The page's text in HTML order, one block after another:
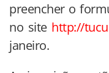
preencher o
no site http://
janeiro.